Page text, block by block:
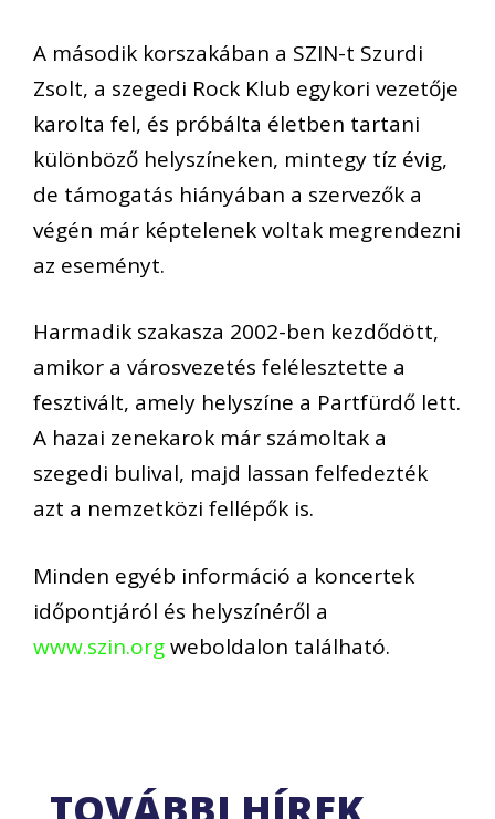
A második korszakában a SZIN-t Szurdi
Zsolt, a szegedi Rock Klub egykori vezetője
karolta fel, és próbálta életben tartani
különböző helyszíneken, mintegy tíz évig,
de támogatás hiányában a szervezők a
végén már képtelenek voltak megrendezni
az eseményt.
Harmadik szakasza 2002-ben kezdődött,
amikor a városvezetés felélesztette a
fesztivált, amely helyszíne a Partfürdő lett.
A hazai zenekarok már számoltak a
szegedi bulival, majd lassan felfedezték
azt a nemzetközi fellépők is.
Minden egyéb információ a koncertek
időpontjáról és helyszínéről a
www.szin.orgweboldalon található.